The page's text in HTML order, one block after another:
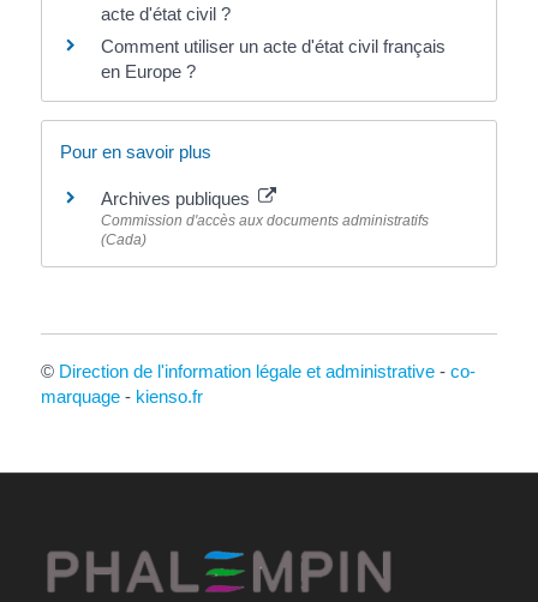
acte d'état civil ?
Comment utiliser un acte d'état civil français
en Europe ?
Pour en savoir plus
Archives publiques
Commission d'accès aux documents administratifs
(Cada)
© Direction de l'information légale et administrative- co-
marquage- kienso.fr